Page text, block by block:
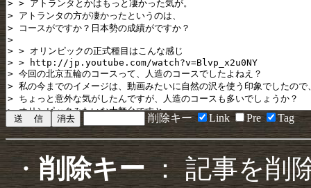
削除キー Link Pre Tag
・削除キー： 記事を削